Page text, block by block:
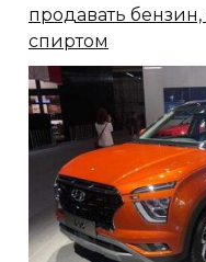
продавать
спиртом